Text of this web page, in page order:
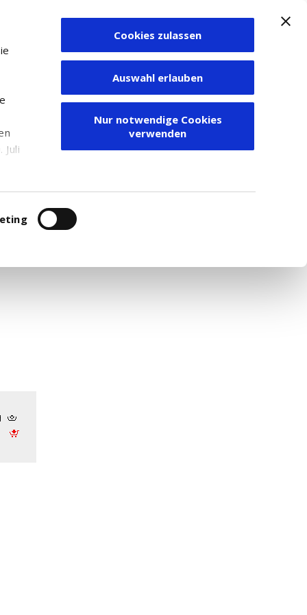
Juli
Cookies zulassen
Auswahl erlauben
Nur notwendige Cookies
verwenden
Zum Depot